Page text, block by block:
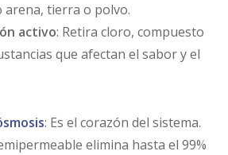
arena, tierra o polvo.
activo: Retira cloro, compuesto
que afectan el sabor y el
: Es el corazón del sistema.
elimina hasta el 99%